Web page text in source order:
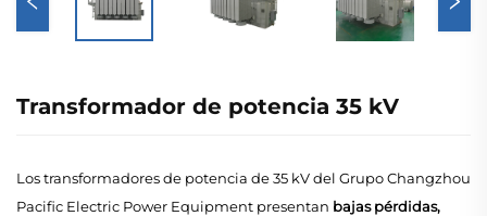
Transformador de potencia 35 kV
Los transformadores de potencia de 35 kV del Grupo Changzhou
Pacific Electric Power Equipment presentan bajas pérdidas,